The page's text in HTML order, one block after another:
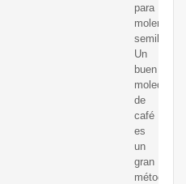
para
moler
semillas.
Un
buen
moledor
de
café
es
un
gran
método